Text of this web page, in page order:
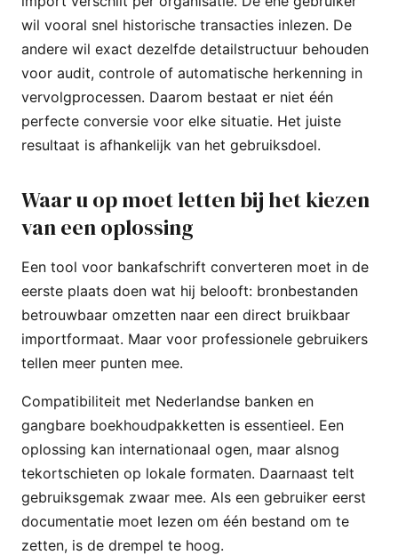
wil vooral snel historische transacties inlezen. De
andere wil exact dezelfde detailstructuur behouden
voor audit, controle of automatische herkenning in
vervolgprocessen. Daarom bestaat er niet één
perfecte conversie voor elke situatie. Het juiste
resultaat is afhankelijk van het gebruiksdoel.
Waar u op moet letten bij het kiezen
van een oplossing
Een tool voor bankafschrift converteren moet in de
eerste plaats doen wat hij belooft: bronbestanden
betrouwbaar omzetten naar een direct bruikbaar
importformaat. Maar voor professionele gebruikers
tellen meer punten mee.
Compatibiliteit met Nederlandse banken en
gangbare boekhoudpakketten is essentieel. Een
oplossing kan internationaal ogen, maar alsnog
tekortschieten op lokale formaten. Daarnaast telt
gebruiksgemak zwaar mee. Als een gebruiker eerst
documentatie moet lezen om één bestand om te
zetten, is de drempel te hoog.